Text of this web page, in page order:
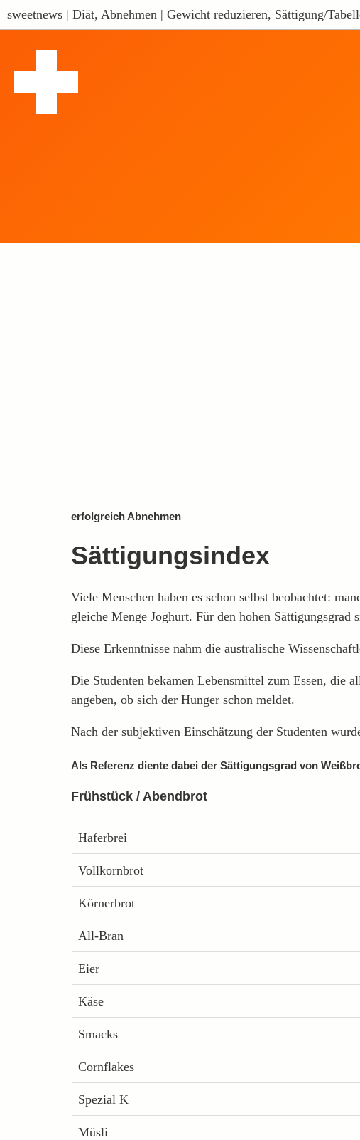
sweetnews | Diät, Abnehmen | Gewicht reduzieren, Sättigung/
erfolgreich Abnehmen
Sättigungsindex
Viele Menschen haben es schon selbst beobachtet:
gleiche Menge Joghurt. Für den hohen
Diese Erkenntnisse nahm die australische
Die Studenten bekamen Lebensmittel zum Essen, die
angeben, ob sich der Hunger schon meldet.
Nach der subjektiven Einschätzung der Studenten
Als Referenz diente dabei der Sättigungsgrad von
Frühstück / Abendbrot
Haferbrei
Vollkornbrot
Körnerbrot
All-Bran
Eier
Käse
Smacks
Cornflakes
Spezial K
Müsli